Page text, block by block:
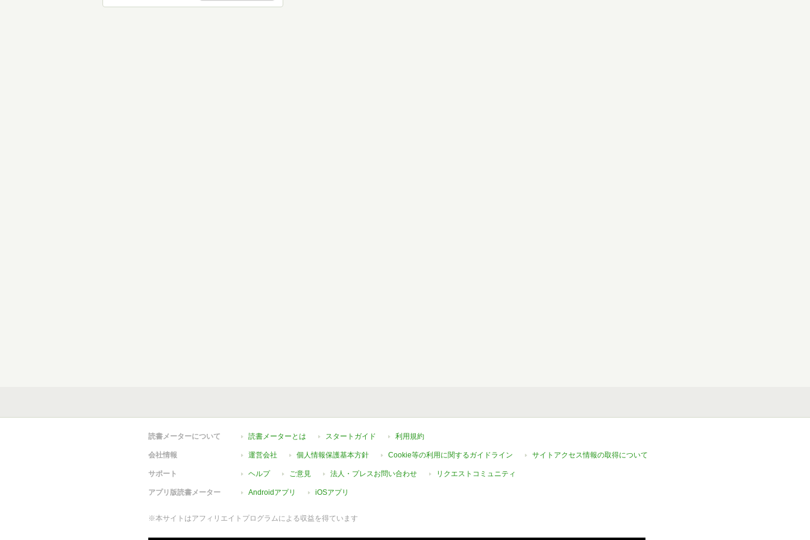
読書メーターについて 読書メーターとは スタートガイド 利用規約
会社情報 運営会社 個人情報保護基本方針 Cookie等の利用に関するガイドライン サイトアクセス情報の取得について
サポート ヘルプ ご意見 法人・プレスお問い合わせ リクエストコミュニティ
アプリ版読書メーター Androidアプリ iOSアプリ
※本サイトはアフィリエイトプログラムによる収益を得ています